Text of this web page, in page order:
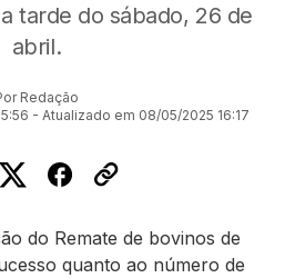
tarde do sábado, 26 de
abril.
Redação
- Atualizado em 08/05/2025 16:17
do Remate de bovinos de
quanto ao número de